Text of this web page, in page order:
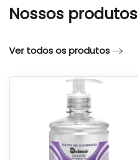
Nossos produtos
Ver todos os produtos